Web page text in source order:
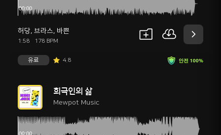
허당, 브라스, 바쁜
1:58 178 BPM
안전 100%
유료 4.8
희극인의 삶
Mewpot Music